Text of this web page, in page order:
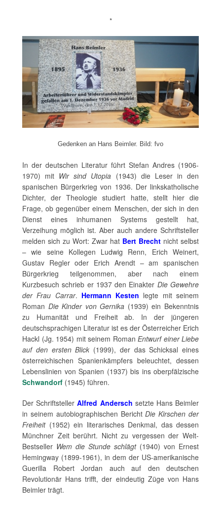
*
Gedenken an Hans Beimler. Bild: fvo
In der deutschen Literatur führt Stefan Andres (1906-
1970) mit Wir sind Utopia (1943) die Leser in den
spanischen Bürgerkrieg von 1936. Der linkskatholische
Dichter, der Theologie studiert hatte, stellt hier die
Frage, ob gegenüber einem Menschen, der sich in den
Dienst eines inhumanen Systems gestellt hat,
Verzeihung möglich ist. Aber auch andere Schriftsteller
melden sich zu Wort: Zwar hat Bert Brecht nicht selbst
– wie seine Kollegen Ludwig Renn, Erich Weinert,
Gustav Regler oder Erich Arendt – am spanischen
Bürgerkrieg teilgenommen, aber nach einem
Kurzbesuch schrieb er 1937 den Einakter Die Gewehre
der Frau Carrar. Hermann Kesten legte mit seinem
Roman Die Kinder von Gernika (1939) ein Bekenntnis
zu Humanität und Freiheit ab. In der jüngeren
deutschsprachigen Literatur ist es der Österreicher Erich
Hackl (Jg. 1954) mit seinem Roman Entwurf einer Liebe
auf den ersten Blick (1999), der das Schicksal eines
österreichischen Spanienkämpfers beleuchtet, dessen
Lebenslinien von Spanien (1937) bis ins oberpfälzische
Schwandorf (1945) führen.
Der SchriftstellerAlfred Andersch setzte Hans Beimler
in seinem autobiographischen BerichtDie Kirschen der
Freiheit(1952) ein literarisches Denkmal, das dessen
Münchner Zeit berührt. Nicht zu vergessen der Welt-
Bestseller Wem die Stunde schlägt(1940) von Ernest
Hemingway (1899-1961), in dem der US-amerikanische
Guerilla Robert Jordan auch auf den deutschen
Revolutionär Hans trifft, der eindeutig Züge von Hans
Beimler trägt.